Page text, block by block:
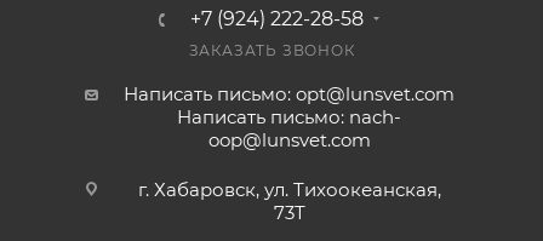
+7 (924) 222-28-58
ЗАКАЗАТЬ ЗВОНОК
Написать письмо: opt@lunsvet.com
Написать письмо: nach-
oop@lunsvet.com
г. Хабаровск, ул. Тихоокеанская,
73Т